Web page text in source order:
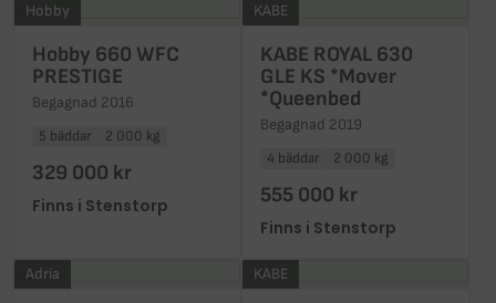
Hobby
Hobby 660 WFC
PRESTIGE
Begagnad 2016
5 bäddar 2 000 kg
329 000 kr
Finns i Stenstorp
KABE
KABE ROYAL 630
GLE KS *Mover
*Queenbed
Begagnad 2019
4 bäddar 2 000 kg
555 000 kr
Finns i Stenstorp
Adria KABE